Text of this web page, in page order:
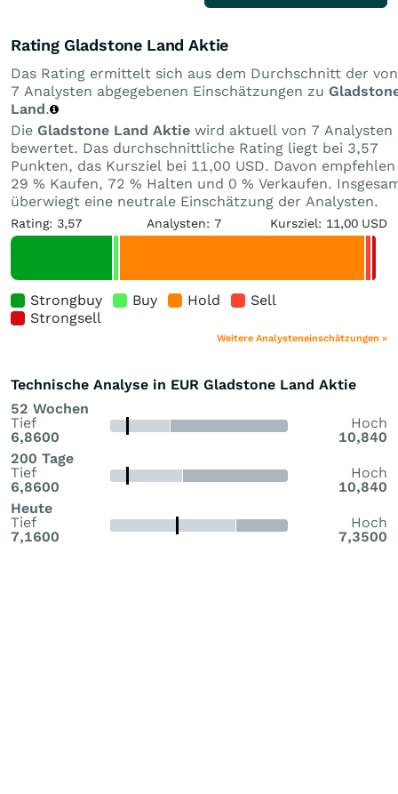
Rating Gladstone Land Aktie
Das Rating ermittelt sich aus dem Durchschnitt der von
7 Analysten abgegebenen Einschätzungen zu
Land.
Die Gladstone Land Aktie wird aktuell von 7 Analysten
bewertet. Das durchschnittliche Rating liegt bei 3,57
Punkten, das Kursziel bei 11,00 USD. Davon empfehlen
29 % Kaufen, 72 % Halten und 0 % Verkaufen.
überwiegt eine neutrale Einschätzung der Analysten.
Rating: 3,57 Analysten: 7 Kursziel: 11,00 USD
Strongbuy Buy Hold
Sell
Strongsell
Weitere Analysteneinschätzungen »
Technische Analyse in EUR Gladstone Land Aktie
52 Wochen
Tief
6,8600
Hoch
10,840
200 Tage
Tief
6,8600
Hoch
10,840
Heute
Tief
7,1600
Hoch
7,3500